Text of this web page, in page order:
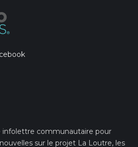
infolettre communautaire pour
sur le projet La Loutre, les